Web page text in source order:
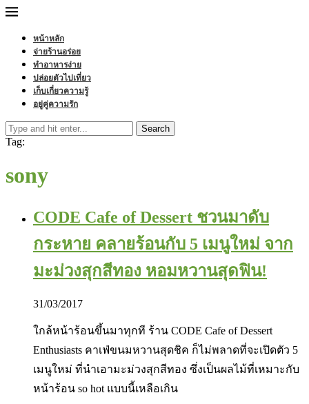
หน้าหลัก
จ่ายร้านอร่อย
ทำอาหารง่าย
ปล่อยตัวไปเที่ยว
เก็บเกี่ยวความรู้
อยู่คู่ความรัก
Search
Tag:
sony
CODE Cafe of Dessert ชวนมาดับ
กระหาย คลายร้อนกับ 5 เมนูใหม่ จาก
มะม่วงสุกสีทอง หอมหวานสุดฟิน!
31/03/2017
ใกล้หน้าร้อนขึ้นมาทุกที ร้าน CODE Cafe of Dessert
Enthusiasts คาเฟ่ขนมหวานสุดชิค ก็ไม่พลาดที่จะเปิดตัว 5
เมนูใหม่ ที่นำเอามะม่วงสุกสีทอง ซึ่งเป็นผลไม้ที่เหมาะกับ
หน้าร้อน so hot แบบนี้เหลือเกิน